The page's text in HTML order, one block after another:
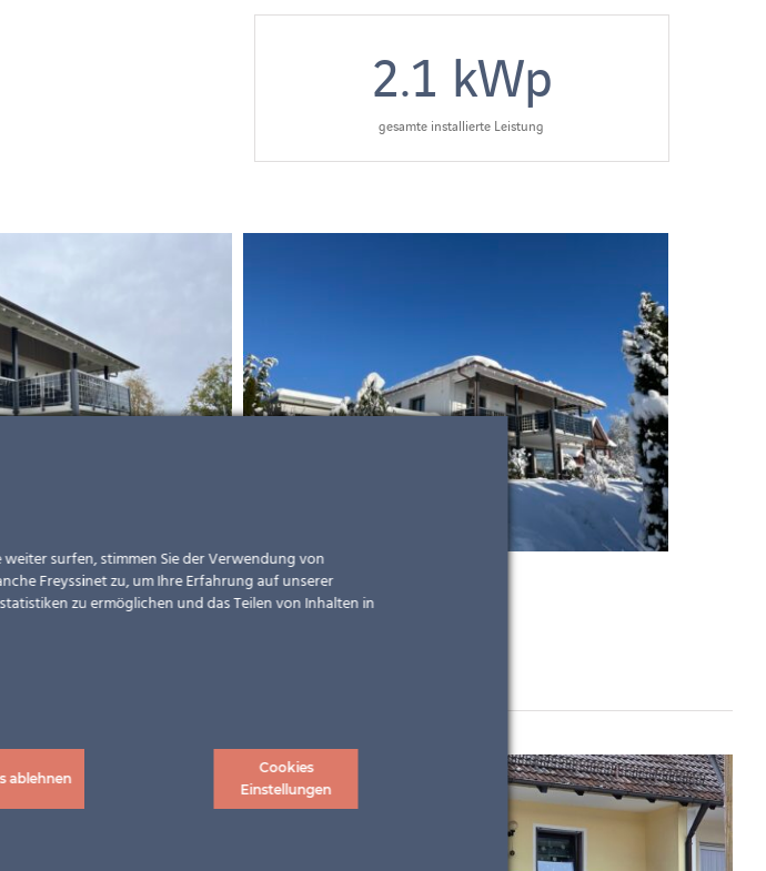
2.1 kWp
gesamte installierte Leistung
weiter surfen, stimmen Sie der Verwendung von
Freyssinet zu, um Ihre Erfahrung auf unserer
zu ermöglichen und das Teilen von Inhalten in
ablehnen
Cookies
Einstellungen